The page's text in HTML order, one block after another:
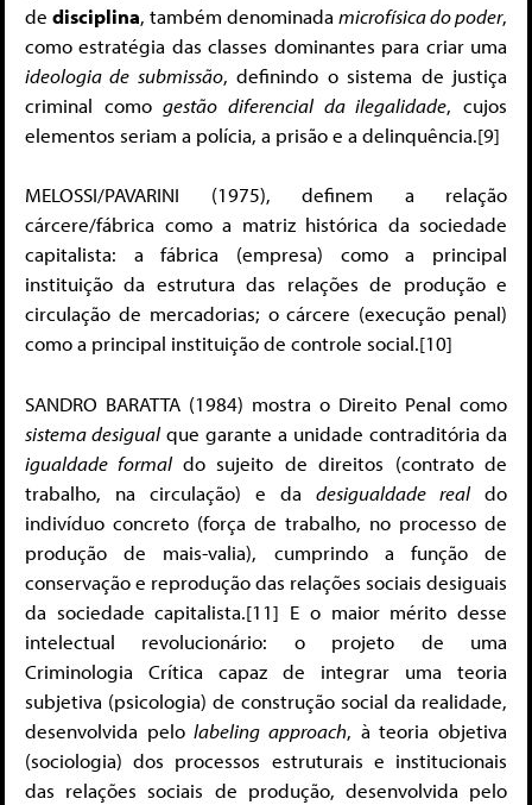
de disciplina, também denominada microfísica do poder,
como estratégia das classes dominantes para criar uma
ideologia de submissão, definindo o sistema de justiça
criminal comogestão diferencial da ilegalidade, cujos
elementos seriam a polícia, a prisão e a delinquência.[9]
MELOSSI/PAVARINI (1975), definem a relação
cárcere/fábrica como a matriz histórica da sociedade
capitalista: a fábrica (empresa) como a principal
instituição da estrutura das relações de produção e
circulação de mercadorias; o cárcere (execução penal)
como a principal instituição de controle social.[10]
SANDRO BARATTA (1984) mostra o Direito Penal como
sistema desigualque garante a unidade contraditória da
igualdade formal do sujeito de direitos (contrato de
trabalho, na circulação) e da desigualdade realdo
indivíduo concreto (força de trabalho, no processo de
produção de mais-valia), cumprindo a função de
conservação e reprodução das relações sociais desiguais
da sociedade capitalista.[11] E o maior mérito desse
intelectual revolucionário: o projeto de uma
Criminologia Crítica capaz de integrar uma teoria
subjetiva (psicologia) de construção social da realidade,
desenvolvida pelolabeling approach, à teoria objetiva
(sociologia) dos processos estruturais e institucionais
das relações sociais de produção, desenvolvida pelo